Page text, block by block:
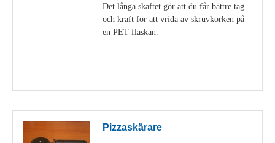
Det långa skaftet gör att du får bättre tag
och kraft för att vrida av skruvkorken på
en PET-flaskan.
Pizzaskärare